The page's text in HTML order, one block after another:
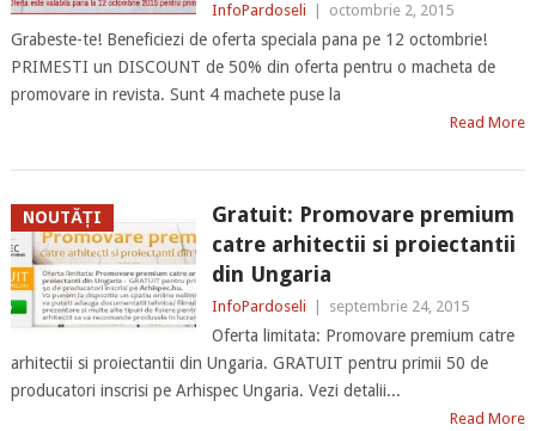
InfoPardoseli octombrie 2, 2015
Grabeste-te! Beneficiezi de oferta speciala pana pe 12 octombrie!
PRIMESTI un DISCOUNT de 50% din oferta pentru o macheta de
promovare in revista. Sunt 4 machete puse la
Read More
NOUTĂȚI
Gratuit: Promovare premium
catre arhitectii si proiectantii
din Ungaria
InfoPardoseli septembrie 24, 2015
Oferta limitata: Promovare premium catre
arhitectii si proiectantii din Ungaria. GRATUIT pentru primii 50 de
producatori inscrisi pe Arhispec Ungaria. Vezi detalii...
Read More